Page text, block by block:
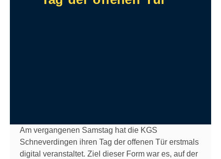
Am vergangenen Samstag hat die KGS
Schneverdingen ihren Tag der offenen Tür erstmals
digital veranstaltet. Ziel dieser Form war es, auf der